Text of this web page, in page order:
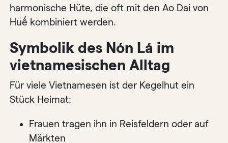
harmonische Hüte, die oft mit den Ao Dai von
Huế kombiniert werden.
Symbolik des Nón Lá im
vietnamesischen Alltag
Für viele Vietnamesen ist der Kegelhut ein
Stück Heimat:
Frauen tragen ihn in Reisfeldern oder auf
Märkten